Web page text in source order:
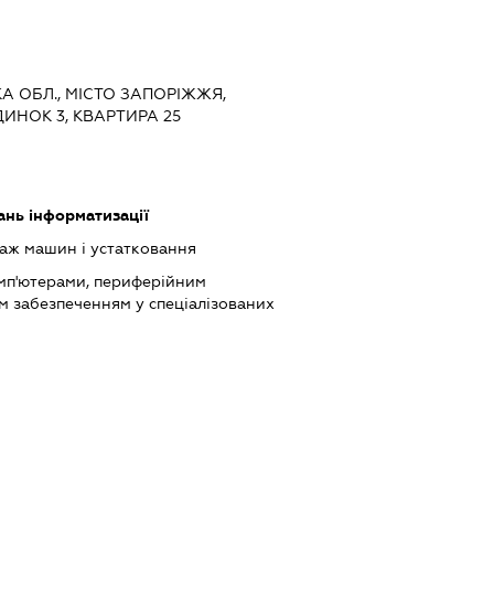
ОБЛ., МІСТО ЗАПОРІЖЖЯ,
3, КВАРТИРА 25
інформатизації
машин і устатковання
периферійним
у спеціалізованих